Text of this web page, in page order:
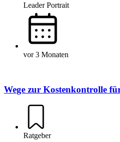
Leader Portrait
vor 3 Monaten
Wege zur Kostenkontrolle
Ratgeber